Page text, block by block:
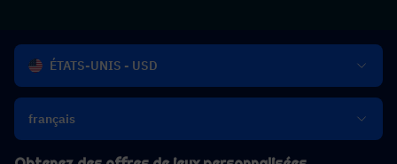
ÉTATS-UNIS - USD
français